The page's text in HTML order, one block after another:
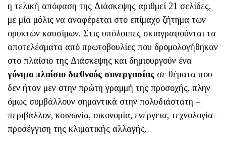
η τελική απόφαση της Διάσκεψης αριθμεί 21 σελίδες,
με μία μόλις να αναφέρεται στο επίμαχο ζήτημα των
ορυκτών καυσίμων. Στις υπόλοιπες σκιαγραφούνται τα
αποτελέσματα από πρωτοβουλίες που δρομολογήθηκαν
στο πλαίσιο της Διάσκεψης και δημιουργούν ένα
γόνιμο πλαίσιο διεθνούς συνεργασίας σε θέματα που
δεν ήταν μεν στην πρώτη γραμμή της προσοχής, πλην
όμως συμβάλλουν σημαντικά στην πολυδιάστατη –
περιβάλλον, κοινωνία, οικονομία, ενέργεια, τεχνολογία–
προσέγγιση της κλιματικής αλλαγής.